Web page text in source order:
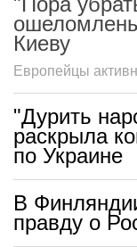
Киеву
Европейцы
"Дурить
раскрыла
по Украине
В
правду о